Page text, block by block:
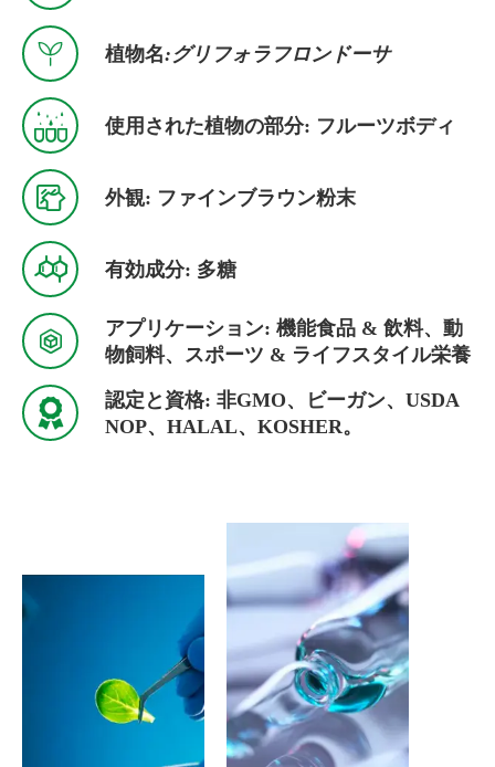
 植物名:グリフォラフロンドーサ
 使用された植物の部分: フルーツボディ
 外観: ファインブラウン粉末
 有効成分: 多糖

アプリケーション: 機能食品 & 飲料、動
物飼料、スポーツ & ライフスタイル栄養

認定と資格: 非GMO、ビーガン、USDA
NOP、HALAL、KOSHER。